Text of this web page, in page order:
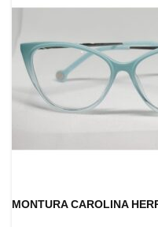
MONTURA CAROLINA